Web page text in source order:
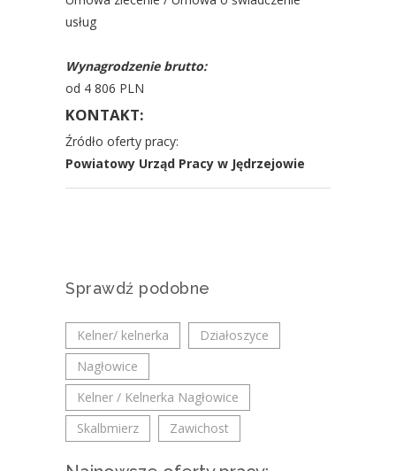
usług
Wynagrodzenie brutto:
od 4 806 PLN
KONTAKT:
Źródło oferty pracy:
Powiatowy Urząd Pracy w Jędrzejowie
Sprawdź podobne
Kelner/ kelnerka
Działoszyce
Nagłowice
Kelner / Kelnerka Nagłowice
Skalbmierz
Zawichost